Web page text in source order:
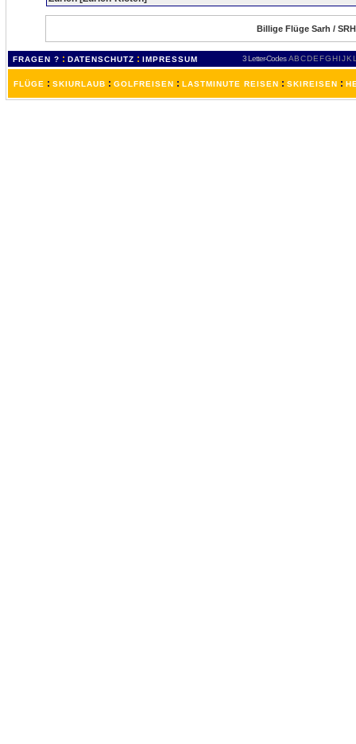
Billige Flüge Sarh /
FRAGEN ? : DATENSCHUTZ : IMPRESSUM 3 Letter-Codes ABCDEFGH IJKL
FLÜGE : SKIURLAUB : GOLFREISEN : LASTMINUTE REISEN : SKIREISEN :